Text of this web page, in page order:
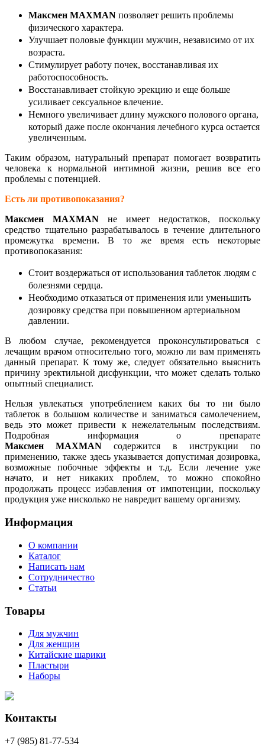
Максмен MAXMAN позволяет решить проблемы
физического характера.
Улучшает половые функции мужчин, независимо от их
возраста.
Стимулирует работу почек, восстанавливая их
работоспособность.
Восстанавливает стойкую эрекцию и еще больше
усиливает сексуальное влечение.
Немного увеличивает длину мужского полового органа,
который даже после окончания лечебного курса остается
увеличенным.
Таким образом, натуральный препарат помогает возвратить
человека к нормальной интимной жизни, решив все его
проблемы с потенцией.
Есть ли противопоказания?
Максмен
MAXMAN не имеет недостатков, поскольку
средство тщательно разрабатывалось в течение длительного
промежутка времени. В то же время есть некоторые
противопоказания:
Стоит воздержаться от использования таблеток людям с
болезнями сердца.
Необходимо отказаться от применения или уменьшить
дозировку средства при повышенном артериальном
давлении.
В любом случае, рекомендуется проконсультироваться с
лечащим врачом относительно того, можно ли вам применять
данный препарат. К тому же, следует обязательно выяснить
причину эректильной дисфункции, что может сделать только
опытный специалист.
Нельзя увлекаться употреблением каких бы то ни было
таблеток в большом количестве и заниматься самолечением,
ведь это может привести к нежелательным последствиям.
Подробная информация о препарате
Максмен
MAXMANсодержится в инструкции по
применению, также здесь указывается допустимая дозировка,
возможные побочные эффекты и т.д. Если лечение уже
начато, и нет никаких проблем, то можно спокойно
продолжать процесс избавления от импотенции, поскольку
продукция уже нисколько не навредит вашему организму.
Информация
О компании
Каталог
Написать нам
Сотрудничество
Статьи
Товары
Для мужчин
Для женщин
Китайские шарики
Пластыри
Наборы
Контакты
+7 (985) 81-77-534